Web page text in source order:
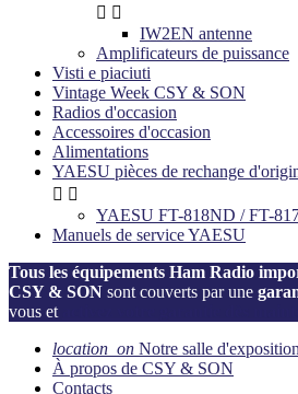
 
IW2EN antenne
Amplificateurs de puissance
Visti e piaciuti
Vintage Week CSY & SON
Radios d'occasion
Accessoires d'occasion
Alimentations
YAESU pièces de rechange
 
YAESU FT-818ND / FT-
Manuels de service YAESU
Tous les équipements Ham Radio
CSY & SON sont couverts par une
vous et
location_on Notre salle d'exposition
À propos de CSY & SON
Contacts